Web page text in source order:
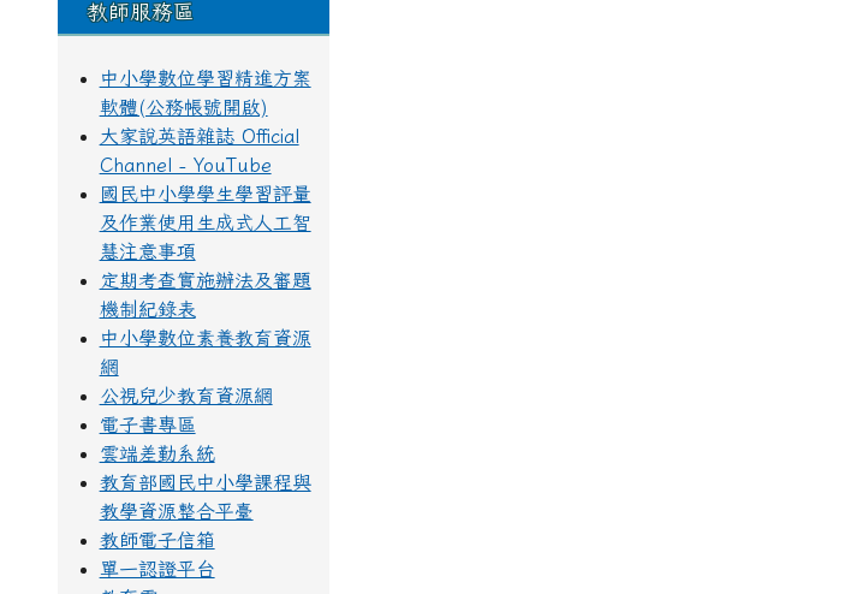
教師服務區
中小學數位學習精進方案
軟體(公務帳號開啟)
大家說英語雜誌 Official
Channel - YouTube
國民中小學學生學習評量
及作業使用生成式人工智
慧注意事項
定期考查實施辦法及審題
機制紀錄表
中小學數位素養教育資源
網
公視兒少教育資源網
電子書專區
雲端差勤系統
教育部國民中小學課程與
教學資源整合平臺
教師電子信箱
單一認證平台